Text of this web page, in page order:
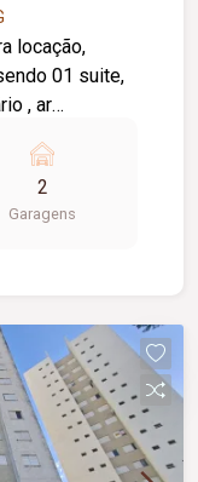
locação,
01 suite,
, ar
fogão
, área de
com box e
2
Garagens